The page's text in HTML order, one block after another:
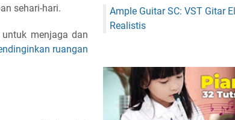
sehari-hari.
menjaga dan
ruangan
Ample Guitar SC: VST Gitar
Realistis